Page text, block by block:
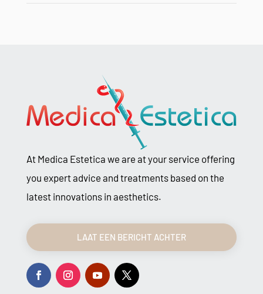
At Medica Estetica we are at your service offering
you expert advice and treatments based on the
latest innovations in aesthetics.
LAAT EEN BERICHT ACHTER